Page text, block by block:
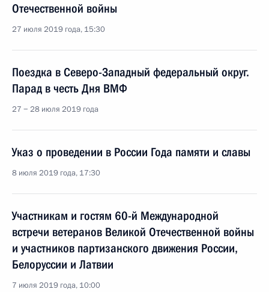
Отечественной войны
27 июля 2019 года, 15:30
Поездка в Северо-Западный федеральный округ.
Парад в честь Дня ВМФ
27 − 28 июля 2019 года
Указ о проведении в России Года памяти и славы
8 июля 2019 года, 17:30
Участникам и гостям 60-й Международной
встречи ветеранов Великой Отечественной войны
и участников партизанского движения России,
Белоруссии и Латвии
7 июля 2019 года, 10:00